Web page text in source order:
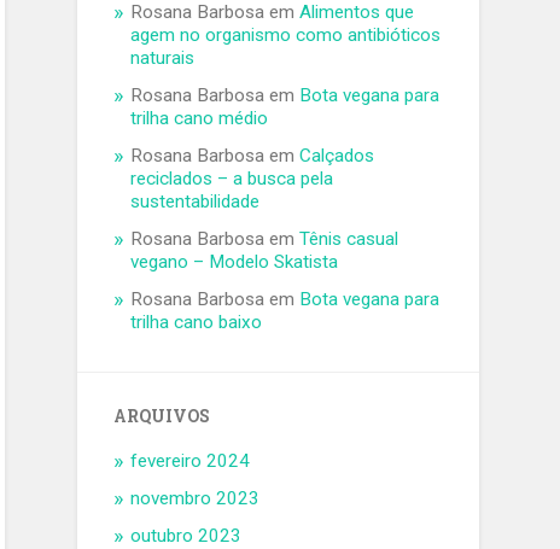
Rosana Barbosa emAlimentos que
agem no organismo como antibióticos
naturais
Rosana Barbosa em Bota vegana para
trilha cano médio
Rosana Barbosa emCalçados
reciclados – a busca pela
sustentabilidade
Rosana Barbosa emTênis casual
vegano – Modelo Skatista
Rosana Barbosa em Bota vegana para
trilha cano baixo
ARQUIVOS
fevereiro 2024
novembro 2023
outubro 2023